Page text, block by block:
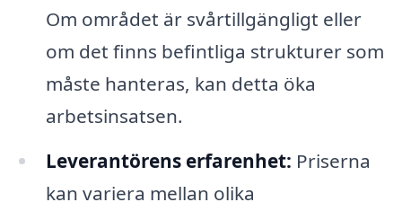
Om området är svårtillgängligt eller
om det finns befintliga strukturer som
måste hanteras, kan detta öka
arbetsinsatsen.
Leverantörens erfarenhet: Priserna
kan variera mellan olika